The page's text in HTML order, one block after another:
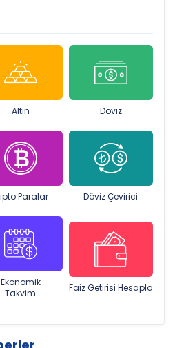
Altın Döviz
Paralar Döviz Çevirici
Ekonomik
Takvim
Faiz Getirisi Hesapla